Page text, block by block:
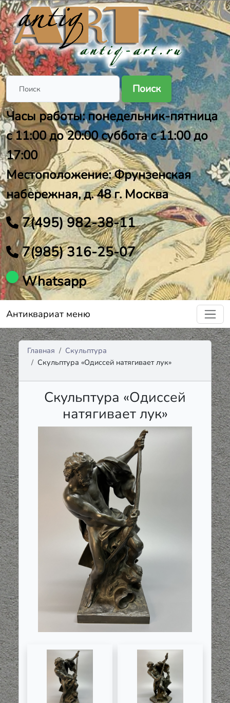
Поиск
Часы работы: понедельник-пятница
с 11:00 до 20:00 суббота с 11:00 до
17:00
Местоположение: Фрунзенская
набережная, д. 48 г. Москва
7(495) 982-38-11
7(985) 316-25-07
Whatsapp
Антиквариат меню
Главная
Скульптура
Скульптура «Одиссей натягивает лук»
Скульптура «Одиссей
натягивает лук»